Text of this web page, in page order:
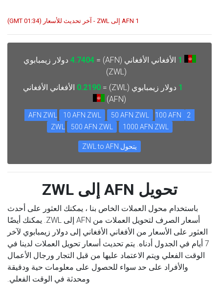
1 AFN إلى ZWL - آخر تحديث للأسعار (01:34 GMT)
1 الأفغاني الأفغاني (AFN) = 4.7404 دولار زيمبابوي
(ZWL)
1 دولار زيمبابوي (ZWL) = 0.2190 الأفغاني الأفغاني
(AFN)
2 AFN ZWL
10 AFN ZWL 50 AFN ZWL
100 AFN
ZWL
500 AFN ZWL 1000 AFN ZWL
يتحول ZWL to AFN
تحويل AFN إلى ZWL
باستخدام محول العملات الخاص بنا ، يمكنك العثور على أحدث
أسعار الصرف لتحويل العملات من AFN إلى ZWL. يمكنك أيضًا
العثور على الأسعار من الأفغاني الأفغاني إلى دولار زيمبابوي لآخر
7 أيام في الجدول أدناه. يتم تحديث أسعار تحويل العملات لدينا في
الوقت الفعلي ويتم الاعتماد عليها من قبل التجار ورجال الأعمال
والأفراد على حد سواء للحصول على معلومات حية ودقيقة
ومحدثة في الوقت الفعلي.